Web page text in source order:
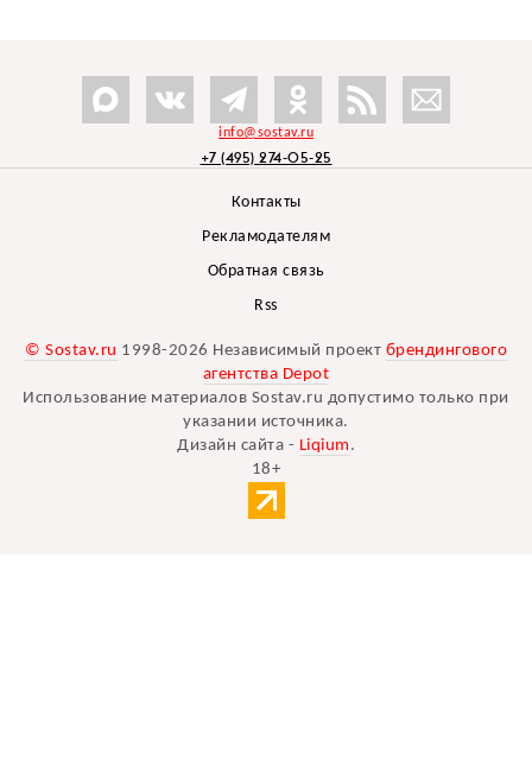
info@sostav.ru
+7 (495) 274-05-25
Контакты
Рекламодателям
Обратная связь
Rss
© Sostav.ru 1998-2026 Независимый проект брендингового
агентства Depot
Использование материалов Sostav.ru допустимо только при
указании источника.
Дизайн сайта - Liqium .
18+